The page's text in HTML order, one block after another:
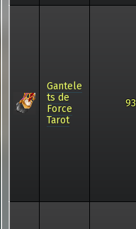
Gantele
ts de
Force
Tarot
93